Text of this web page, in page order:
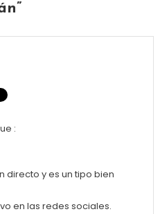
”
:
directo y es un tipo bien
en las redes sociales.